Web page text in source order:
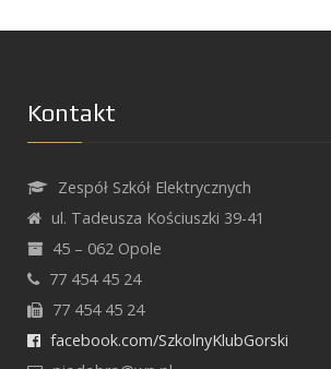
Kontakt
Zespół Szkół Elektrycznych
ul. Tadeusza Kościuszki 39-41
45 – 062 Opole
77 454 45 24
77 454 45 24
facebook.com/SzkolnyKlubGorski